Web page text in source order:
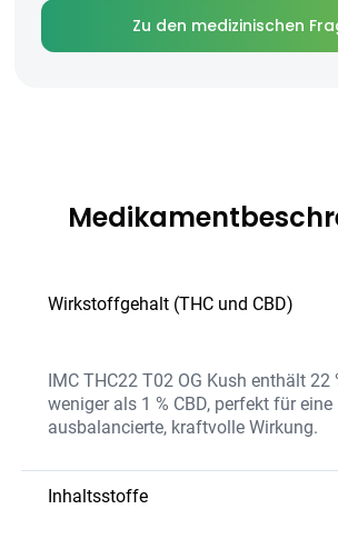
Zu den medizinischen
Wirkstoffgehalt (THC und CBD)
IMC THC22 T02 OG Kush enthält 22
weniger als 1 % CBD, perfekt für eine
ausbalancierte, kraftvolle Wirkung.
Inhaltsstoffe